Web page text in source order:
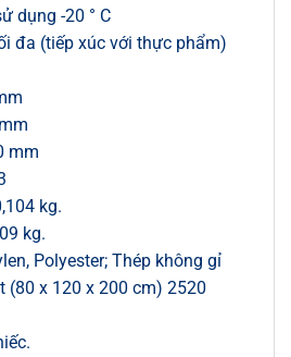
dụng -20 ° C
đa (tiếp xúc với thực phẩm)
mm
kg.
kg.
Polyester; Thép không gỉ
(80 x 120 x 200 cm) 2520